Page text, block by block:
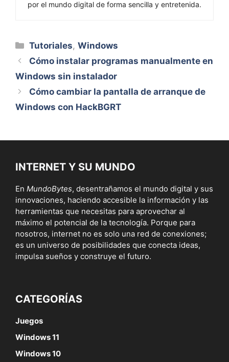
por el mundo digital de forma sencilla y entretenida.
Categorías
Tutoriales,Windows
Cómo instalar programas manualmente en
Windows sin instalador
Cómo cambiar la pantalla de arranque de
Windows con HackBGRT
INTERNET Y SU MUNDO
En MundoBytes, desentrañamos el mundo digital y sus
innovaciones, haciendo accesible la información y las
herramientas que necesitas para aprovechar al
máximo el potencial de la tecnología. Porque para
nosotros, internet no es solo una red de conexiones;
es un universo de posibilidades que conecta ideas,
impulsa sueños y construye el futuro.
CATEGORÍAS
Juegos
Windows 11
Windows 10